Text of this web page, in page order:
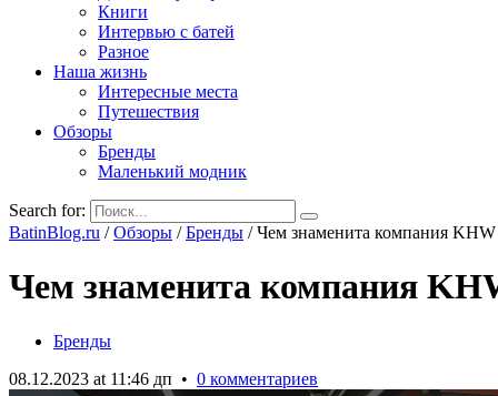
Книги
Интервью с батей
Разное
Наша жизнь
Интересные места
Путешествия
Обзоры
Бренды
Маленький модник
Search for:
BatinBlog.ru /Обзоры /Бренды /Чем знаменита компания KHW
Чем знаменита компания
Бренды
08.12.2023 at 11:46 дп • 0 комментариев